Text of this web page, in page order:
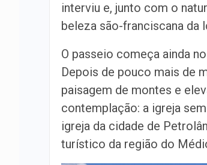
interviu e, junto com o
beleza são-franciscana da
O passeio começa ainda
Depois de pouco mais de
paisagem de montes e
contemplação: a igreja
igreja da cidade de
turístico da região do